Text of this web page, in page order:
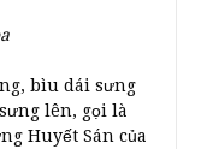
bìu dái sưng
lên, gọi là
Huyết Sán của